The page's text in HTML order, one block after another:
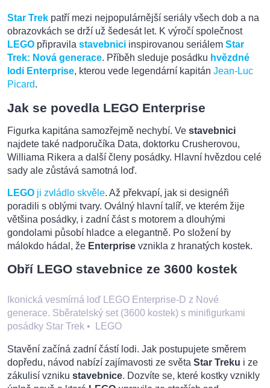
Star Trek patří mezi nejpopulárnější seriály všech dob a na
obrazovkách se drží už šedesát let. K výročí společnost
LEGO připravila stavebnici inspirovanou seriálem Star
Trek: Nová generace. Příběh sleduje posádku hvězdné
lodi Enterprise, kterou vede legendární kapitán Jean-Luc
Picard.
Jak se povedla LEGO Enterprise
Figurka kapitána samozřejmě nechybí. Ve stavebnici
najdete také nadporučíka Data, doktorku Crusherovou,
Williama Rikera a další členy posádky. Hlavní hvězdou celé
sady ale zůstává samotná loď.
LEGO ji zvládlo skvěle. Až překvapí, jak si designéři
poradili s oblými tvary. Oválný hlavní talíř, ve kterém žije
většina posádky, i zadní část s motorem a dlouhými
gondolami působí hladce a elegantně. Po složení by
málokdo hádal, že Enterprise vznikla z hranatých kostek.
Obří LEGO stavebnice ze 3600 kostek
Ikonická vesmírná loď LEGO Enterprise-D z Nové
generace. Sběratelský set (3600 kostek) s minifigurkami
posádky Star Trek • LEGO
Stavění začíná zadní částí lodi. Jak postupujete směrem
dopředu, návod nabízí zajímavosti ze světa Star Treku i ze
zákulisí vzniku stavebnice. Dozvíte se, které kostky vznikly